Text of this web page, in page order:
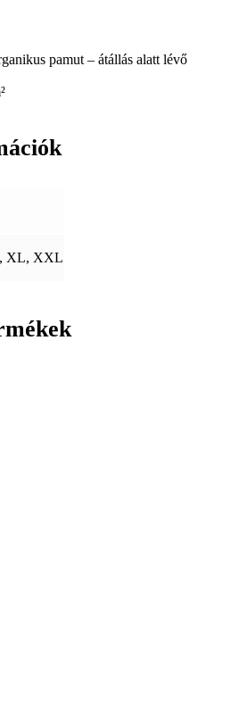
pamut – átállás alatt lévő
XL, XXL